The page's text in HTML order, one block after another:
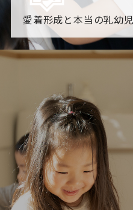
愛着形成と本当の乳幼
園からのお知らせ
「すくすく子育て」でリト
各園のブログ
2026.08.06 赤しそジュー
5 【そら組】誕生会
一覧を見る